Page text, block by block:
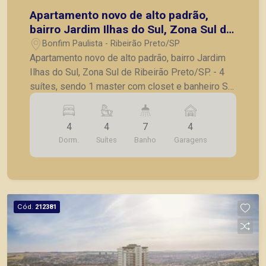
Apartamento novo de alto padrão,
bairro Jardim Ilhas do Sul, Zona Sul de
Ribeirão Preto/SP.
Bonfim Paulista - Ribeirão Preto/SP
Apartamento novo de alto padrão, bairro Jardim
Ilhas do Sul, Zona Sul de Ribeirão Preto/SP. - 4
suítes, sendo 1 master com closet e banheiro Sr
e Sra; - Sala ampla para 3 ambientes; - Sala de
almoço; - Hall privativo; - Lavabo; - Varanda
gourmet; - Cozinha; - Lavanderia; - Quarto e
banheiro de serviço; - Laje técnica; - 4 vagas de
garagem. O encontro da modernidade
zona Sul de Ribeirão Preto. O quarto
empreendimento da Habiarte dentro do bairro
natureza em seus principais ângulos, desde o
paisagismo da esplanada de acesso até as
4
Dorm.
4
Suítes
7
Banho
4
Garagens
Cód. 212381